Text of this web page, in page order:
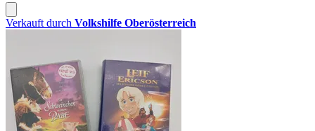
Verkauft durch Volkshilfe Oberösterreich